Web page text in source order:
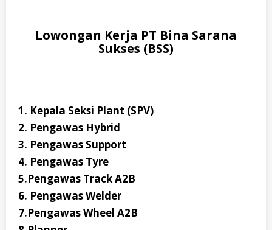
Lowongan Kerja PT Bina Sarana
Sukses (BSS)
1. Kepala Seksi Plant (SPV)
2. Pengawas Hybrid
3. Pengawas Support
4. Pengawas Tyre
5.Pengawas Track A2B
6. Pengawas Welder
7.Pengawas Wheel A2B